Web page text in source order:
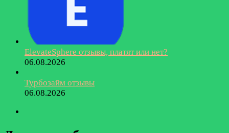
ElevateSphere отзывы, платят или нет?
06.08.2026
Турбозайм отзывы
06.08.2026